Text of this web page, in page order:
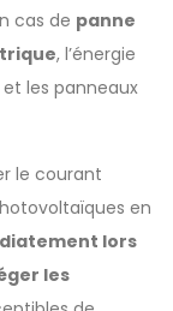
cas de panne
, l’énergie
les panneaux
le courant
en
lors
les